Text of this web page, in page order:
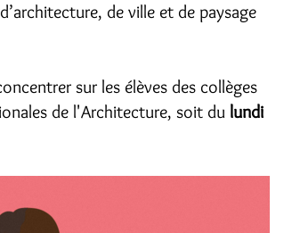
de ville et de paysage
sur les élèves des collèges
de l'Architecture, soit du lundi